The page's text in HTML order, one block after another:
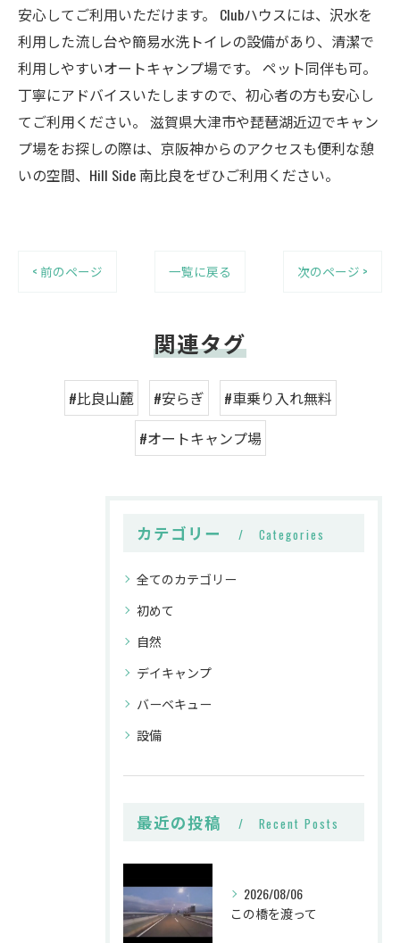
安心してご利用いただけます。 Clubハウスには、沢水を
利用した流し台や簡易水洗トイレの設備があり、清潔で
利用しやすいオートキャンプ場です。 ペット同伴も可。
丁寧にアドバイスいたしますので、初心者の方も安心し
てご利用ください。 滋賀県大津市や琵琶湖近辺でキャン
プ場をお探しの際は、京阪神からのアクセスも便利な憩
いの空間、Hill Side 南比良をぜひご利用ください。
< 前のページ 一覧に戻る 次のページ >
関連タグ
#比良山麓 #安らぎ
#車乗り入れ無料
#オートキャンプ場
カテゴリー Categories
全てのカテゴリー
初めて
自然
デイキャンプ
バーベキュー
設備
最近の投稿 Recent Posts
2026/08/06
この橋を渡って